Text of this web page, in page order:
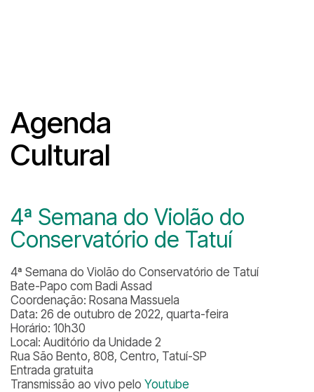
Agenda
Cultural
4ª Semana do Violão do
Conservatório de Tatuí
4ª Semana do Violão do Conservatório de Tatuí
Bate-Papo com Badi Assad
Coordenação: Rosana Massuela
Data: 26 de outubro de 2022, quarta-feira
Horário: 10h30
Local: Auditório da Unidade 2
Rua São Bento, 808, Centro, Tatuí-SP
Entrada gratuita
Transmissão ao vivo pelo Youtube